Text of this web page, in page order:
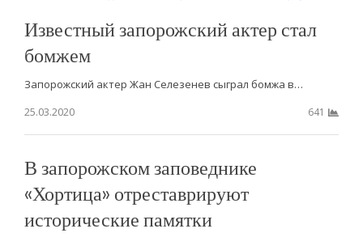
Известный запорожский актер стал
бомжем
Запорожский актер Жан Селезенев сыграл бомжа в…
25.03.2020
641
В запорожском заповеднике
«Хортица» отреставрируют
исторические памятки